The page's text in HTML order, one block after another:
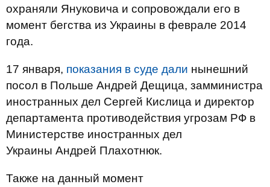
охраняли Януковича и сопровождали его в
момент бегства из Украины в феврале 2014
года.
17 января, показания в суде дали нынешний
посол в Польше Андрей Дещица, замминистра
иностранных дел Сергей Кислица и директор
департамента противодействия угрозам РФ в
Министерстве иностранных дел
Украины Андрей Плахотнюк.
Также на данный момент